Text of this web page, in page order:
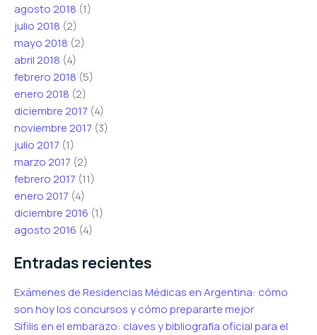
agosto 2018 (1)
julio 2018 (2)
mayo 2018 (2)
abril 2018 (4)
febrero 2018 (5)
enero 2018 (2)
diciembre 2017 (4)
noviembre 2017 (3)
julio 2017 (1)
marzo 2017 (2)
febrero 2017 (11)
enero 2017 (4)
diciembre 2016 (1)
agosto 2016 (4)
Entradas recientes
Exámenes de Residencias Médicas en Argentina: cómo
son hoy los concursos y cómo prepararte mejor
Sífilis en el embarazo: claves y bibliografía oficial para el